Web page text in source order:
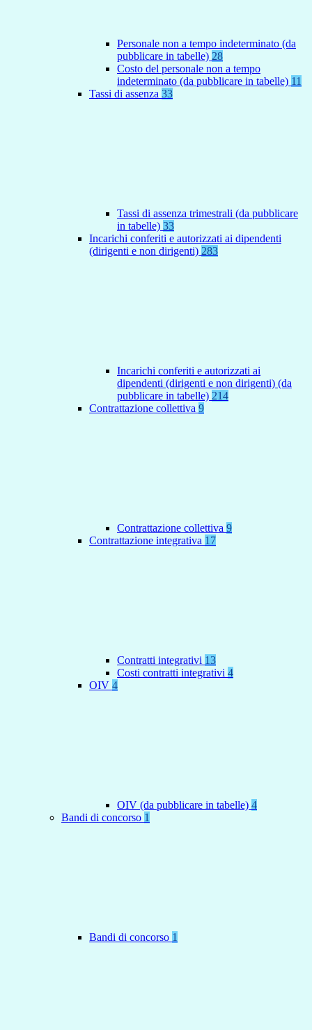
Personale non a tempo indeterminato (da
pubblicare in tabelle) 28
Costo del personale non a tempo
indeterminato (da pubblicare in tabelle) 11
Tassi di assenza 33
Tassi di assenza trimestrali (da pubblicare
in tabelle) 33
Incarichi conferiti e autorizzati ai dipendenti
(dirigenti e non dirigenti) 283
Incarichi conferiti e autorizzati ai
dipendenti (dirigenti e non dirigenti) (da
pubblicare in tabelle) 214
Contrattazione collettiva 9
Contrattazione collettiva 9
Contrattazione integrativa 17
Contratti integrativi 13
Costi contratti integrativi 4
OIV 4
OIV (da pubblicare in tabelle) 4
Bandi di concorso 1
Bandi di concorso 1